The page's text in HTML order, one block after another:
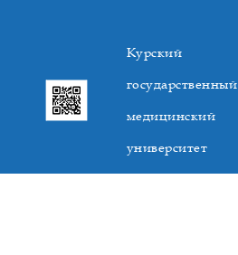
Курский
государственный
медицинский
университет